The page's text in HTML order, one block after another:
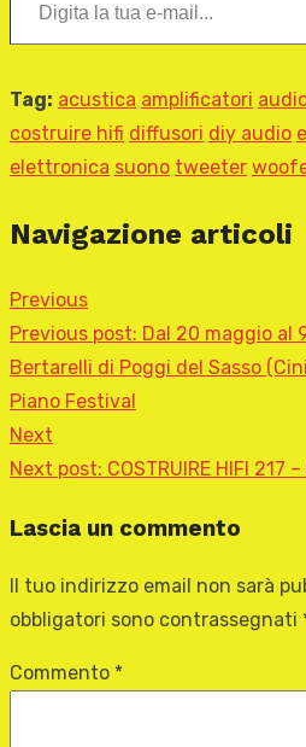
Tag: acustica amplificatori
costruire hifi diffusori diy audio
elettronica suono tweeter
Navigazione articoli
Previous
Previous post: Dal 20 maggio al
Bertarelli di Poggi del Sasso
Piano Festival
Next
Next post: COSTRUIRE HIFI 217
Lascia un commento
Il tuo indirizzo email non sarà
obbligatori sono contrassegnati
Commento *